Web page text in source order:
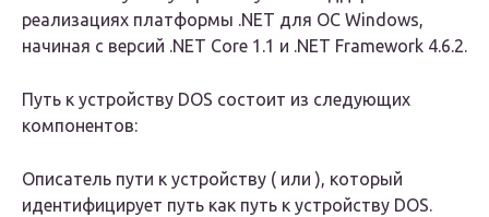
реализациях платформы .NET для ОС Windows,
начиная с версий .NET Core 1.1 и .NET Framework 4.6.2.
Путь к устройству DOS состоит из следующих
компонентов:
Описатель пути к устройству ( или ), который
идентифицирует путь как путь к устройству DOS.